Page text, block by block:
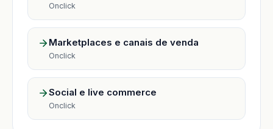
Onclick
Marketplaces e canais de venda
Onclick
Social e live commerce
Onclick